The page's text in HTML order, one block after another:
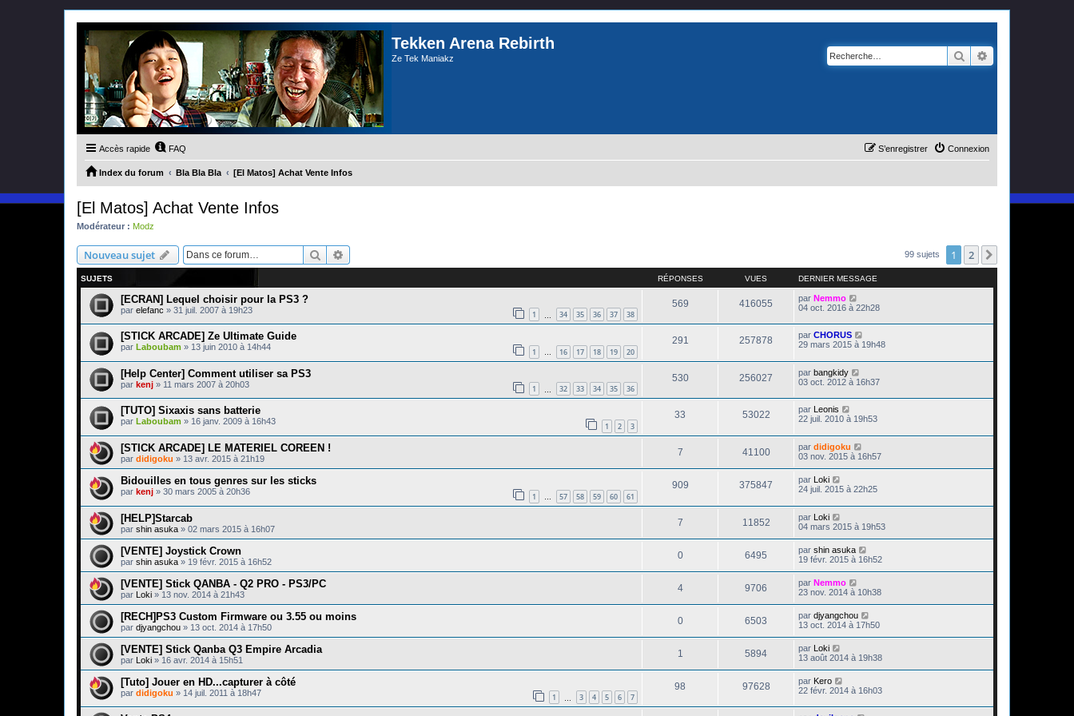
Tekken Arena Rebirth
Ze Tek Maniakz Rechercher
Accès rapide FAQ Connexion
S’enregistrer
Index du forum Bla Bla Bla [El Matos] Achat Vente Infos
[El Matos] Achat Vente Infos
Modérateur : Modz
Nouveau sujet Rechercher 99 sujets 1 2
SUJETS RÉPONSES VUES DERNIER MESSAGE
[ECRAN] Lequel choisir pour la PS3 ?
par elefanc » 31 juil. 2007 à 19h23 1 34 35 36 37 38
569 416055 par Nemmo
04 oct. 2016 à 22h28
[STICK ARCADE] Ze Ultimate Guide
par Laboubam » 13 juin 2010 à 14h44 1 … 16 17 18 19 20
291 257878 par CHORUS
29 mars 2015 à 19h48
[Help Center] Comment utiliser sa PS3
par kenj » 11 mars 2007 à 20h03 1 32 33 34 35 36
530 256027 par bangkidy
03 oct. 2012 à 16h37
[TUTO] Sixaxis sans batterie
par Laboubam » 16 janv. 2009 à 16h43 1 2 3
33 53022 par Leonis
22 juil. 2010 à 19h53
[STICK ARCADE] LE MATERIEL COREEN !
par didigoku » 13 avr. 2015 à 21h19
7 41100 par didigoku
03 nov. 2015 à 16h57
Bidouilles en tous genres sur les sticks
par kenj » 30 mars 2005 à 20h36 1 … 57 58 59 60 61
909 375847 par Loki
24 juil. 2015 à 22h25
[HELP]Starcab
par shin asuka » 02 mars 2015 à 16h07
7 11852 par Loki
04 mars 2015 à 19h53
[VENTE] Joystick Crown
par shin asuka » 19 févr. 2015 à 16h52
0 6495 par shin asuka
19 févr. 2015 à 16h52
[VENTE] Stick QANBA - Q2 PRO - PS3/PC
par Loki » 13 nov. 2014 à 21h43
4 9706 par Nemmo
23 nov. 2014 à 10h38
[RECH]PS3 Custom Firmware ou 3.55 ou moins
par djyangchou » 13 oct. 2014 à 17h50
0 6503 par djyangchou
13 oct. 2014 à 17h50
[VENTE] Stick Qanba Q3 Empire Arcadia
par Loki » 16 avr. 2014 à 15h51
1 5894 par Loki
13 août 2014 à 19h38
[Tuto] Jouer en HD...capturer à côté
par didigoku » 14 juil. 2011 à 18h47 1 3 4 5 6 7
98 97628 par Kero
22 févr. 2014 à 16h03